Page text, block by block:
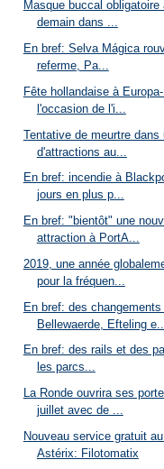
Masque buccal obligatoire
demain dans ...
En bref: Selva Mágica
referme, Pa...
Fête hollandaise à
l'occasion de l'i...
Tentative de meurtre dans
d'attractions au...
En bref: incendie à
jours en plus p...
En bref: "bientôt" une
attraction à PortA...
2019, une année
pour la fréquen...
En bref: des changements
Bellewaerde, Efteling e...
En bref: des rails et des
les parcs...
La Ronde ouvrira ses
juillet avec de ...
Nouveau service gratuit
Astérix: Filotomatix